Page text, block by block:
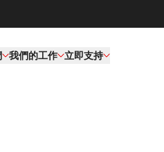
我們的工作​ 立即支持